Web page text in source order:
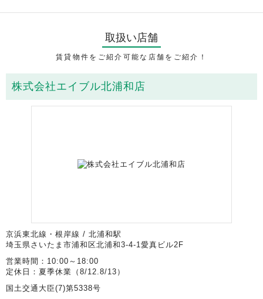
取扱い店舗
賃貸物件をご紹介可能な店舗をご紹介！
株式会社エイブル北浦和店
京浜東北線・根岸線 / 北浦和駅
埼玉県さいたま市浦和区北浦和3-4-1愛真ビル2F
営業時間：10:00～18:00
定休日：夏季休業（8/12.8/13）
国土交通大臣(7)第5338号